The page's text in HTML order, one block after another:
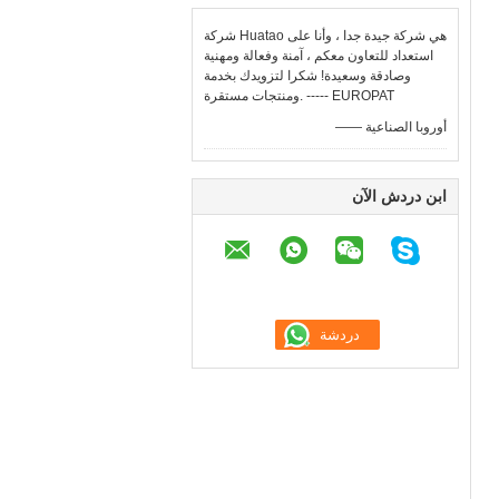
شركة Huatao هي شركة جيدة جدا ، وأنا على
استعداد للتعاون معكم ، آمنة وفعالة ومهنية
وصادقة وسعيدة! شكرا لتزويدك بخدمة
ومنتجات مستقرة. ----- EUROPAT
—— أوروبا الصناعية
ابن دردش الآن